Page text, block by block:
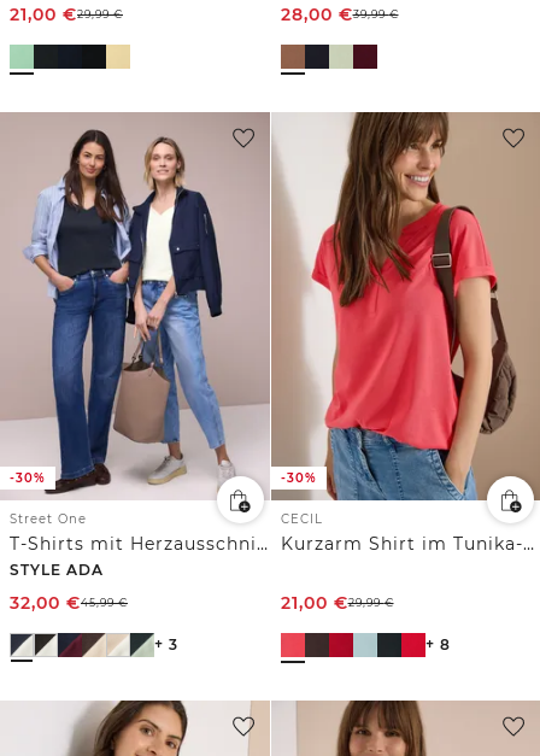
21,00 €29,99€
28,00 €39,99€
-30%
Street One
T-Shirts mit Herzausschnitt im 2er-Pack
STYLE ADA
32,00 €45,99€
+ 3
-30%
CECIL
Kurzarm Shirt im Tunika-Look
21,00 €29,99€
+ 8